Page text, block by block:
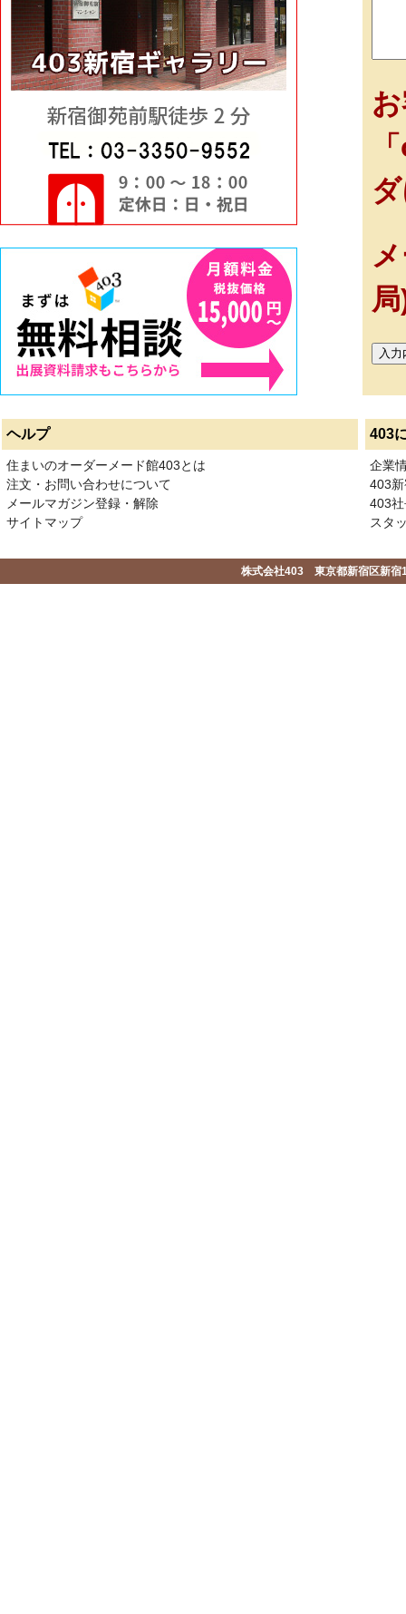
ヘルプ 403
住まいのオーダーメード館403とは
注文・お問い合わせについて
メールマガジン登録・解除
サイトマップ
企業
403
403
スタ
株式会社403 東京都新宿区新